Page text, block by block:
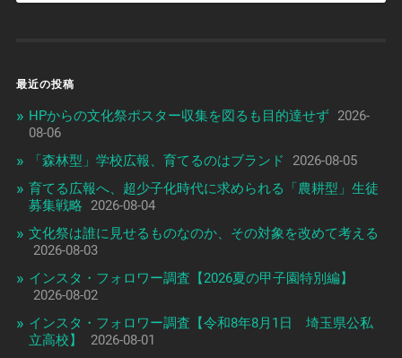
最近の投稿
HPからの文化祭ポスター収集を図るも目的達せず 2026-
08-06
「森林型」学校広報、育てるのはブランド
2026-08-05
育てる広報へ、超少子化時代に求められる「農耕型」生徒
募集戦略
2026-08-04
文化祭は誰に見せるものなのか、その対象を改めて考える
2026-08-03
インスタ・フォロワー調査【2026夏の甲子園特別編】
2026-08-02
インスタ・フォロワー調査【令和8年8月1日 埼玉県公私
立高校】
2026-08-01